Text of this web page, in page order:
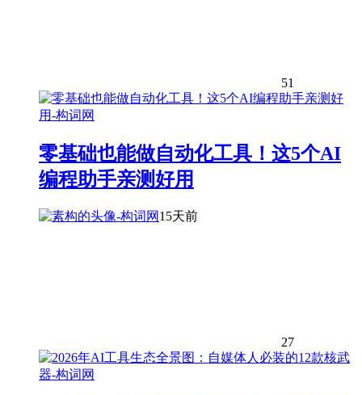
51
零基础也能做自动化工具！这5个AI
编程助手亲测好用
15天前
27